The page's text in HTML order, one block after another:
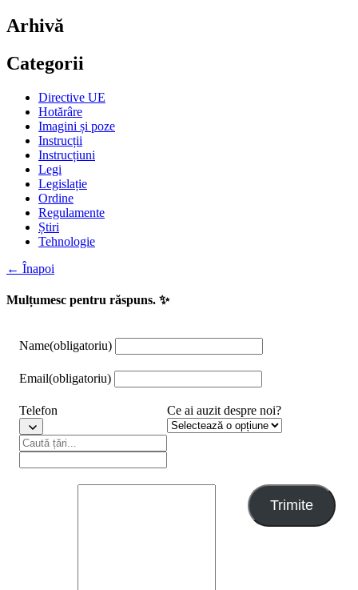
Arhivă
Categorii
Directive UE
Hotărâre
Imagini și poze
Instrucții
Instrucțiuni
Legi
Legislație
Ordine
Regulamente
Știri
Tehnologie
← Înapoi
Mulțumesc pentru răspuns. ✨
Name(obligatoriu)
Email(obligatoriu)
Telefon Ce ai auzit despre noi?
Trimite